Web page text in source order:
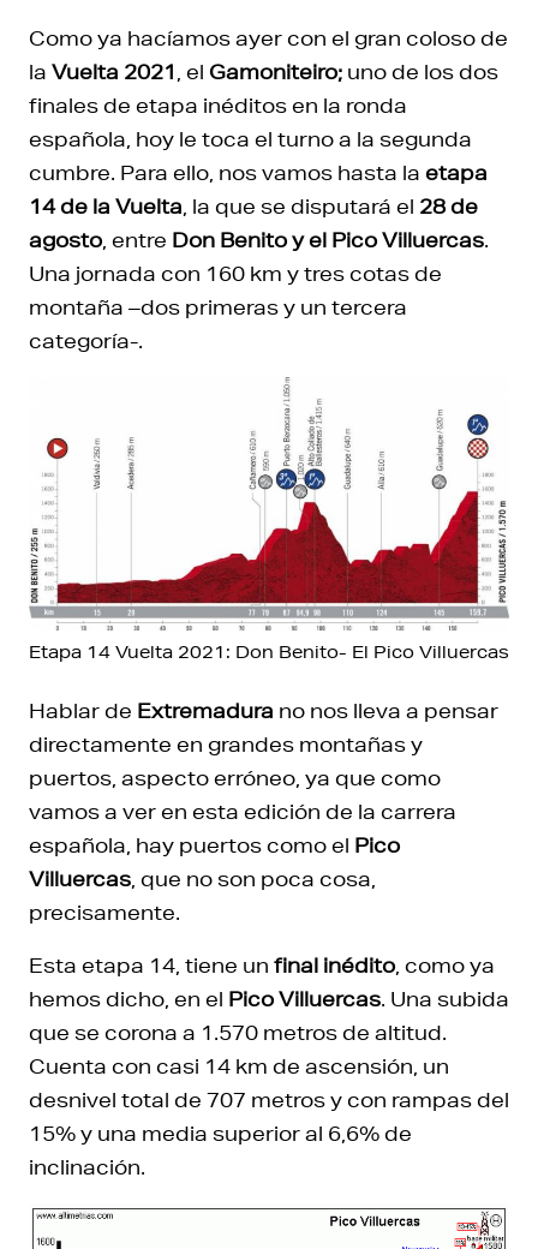
Como ya hacíamos ayer con el gran coloso de
la Vuelta 2021 , el Gamoniteiro; uno de los dos
finales de etapa inéditos en la ronda
española, hoy le toca el turno a la segunda
cumbre. Para ello, nos vamos hasta la etapa
14 de la Vuelta , la que se disputará el 28 de
agosto , entre Don Benito y el Pico Villuercas.
Una jornada con 160 km y tres cotas de
montaña –dos primeras y un tercera
categoría-.
Etapa 14 Vuelta 2021: Don Benito- El Pico Villuercas
Hablar de Extremadura no nos lleva a pensar
directamente en grandes montañas y
puertos, aspecto erróneo, ya que como
vamos a ver en esta edición de la carrera
española, hay puertos como el Pico
Villuercas, que no son poca cosa,
precisamente.
Esta etapa 14, tiene un final inédito, como ya
hemos dicho, en el Pico Villuercas. Una subida
que se corona a 1.570 metros de altitud.
Cuenta con casi 14 km de ascensión, un
desnivel total de 707 metros y con rampas del
15% y una media superior al 6,6% de
inclinación.